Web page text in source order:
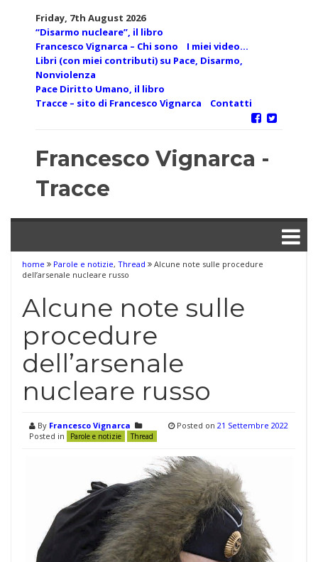
Friday, 7th August 2026
“Disarmo nucleare”, il libro
Francesco Vignarca – Chi sono
I miei video…
Libri (con miei contributi) su Pace, Disarmo,
Nonviolenza
Pace Diritto Umano, il libro
Tracce – sito di Francesco Vignarca
Contatti
Francesco Vignarca -
Tracce
home Parole e notizie, Thread
Alcune note sulle procedure
dell’arsenale nucleare russo
Alcune note sulle
procedure
dell’arsenale
nucleare russo
By Francesco Vignarca
Posted in
Parole e notizie Thread
Posted on 21 Settembre 2022